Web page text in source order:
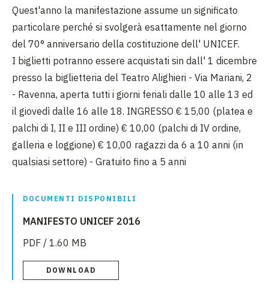
Quest'anno la manifestazione assume un significato
particolare perché si svolgerà esattamente nel giorno
del 70° anniversario della costituzione dell' UNICEF.
I biglietti potranno essere acquistati sin dall' 1 dicembre
presso la biglietteria del Teatro Alighieri - Via Mariani, 2
- Ravenna, aperta tutti i giorni feriali dalle 10 alle 13 ed
il giovedì dalle 16 alle 18. INGRESSO € 15,00 (platea e
palchi di I, II e III ordine) € 10,00 (palchi di IV ordine,
galleria e loggione) € 10,00 ragazzi da 6 a 10 anni (in
qualsiasi settore) - Gratuito fino a 5 anni
DOCUMENTI DISPONIBILI
MANIFESTO UNICEF 2016
PDF / 1.60 MB
DOWNLOAD